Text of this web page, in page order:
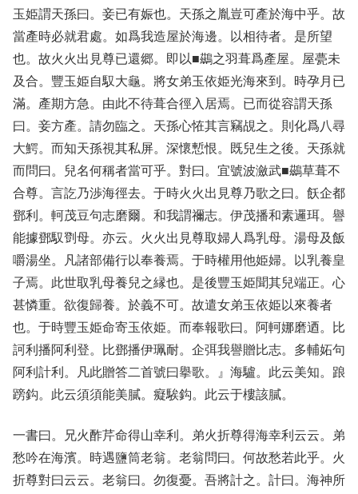
玉姫謂天孫曰。妾已有娠也。天孫之胤豈可產於海中乎。故
當產時必就君處。如爲我造屋於海邊。以相待者。是所望
也。故火火出見尊已還郷。即以■鷀之羽葺爲產屋。屋甍未
及合。豐玉姫自馭大龜。將女弟玉依姫光海來到。時孕月已
滿。產期方急。由此不待葺合徑入居焉。已而從容謂天孫
曰。妾方產。請勿臨之。天孫心恠其言竊覘之。則化爲八尋
大鰐。而知天孫視其私屏。深懷慙恨。既兒生之後。天孫就
而問曰。兒名何稱者當可乎。對曰。宜號波瀲武■鷀草葺不
合尊。言訖乃渉海徑去。于時火火出見尊乃歌之曰。飫企都
鄧利。軻茂豆句志磨爾。和我謂禰志。伊茂播和素邏珥。譽
能據鄧馭㔁母。亦云。火火出見尊取婦人爲乳母。湯母及飯
嚼湯坐。凡諸部備行以奉養焉。于時權用他姫婦。以乳養皇
子焉。此世取乳母養兒之縁也。是後豐玉姫聞其兒端正。心
甚憐重。欲復歸養。於義不可。故遣女弟玉依姫以來養者
也。于時豐玉姫命寄玉依姫。而奉報歌曰。阿軻娜磨迺。比
訶利播阿利登。比鄧播伊珮耐。企弭我譽贈比志。多輔妬句
阿利計利。凡此贈答二首號曰擧歌。』海驢。此云美知。踉
䠙鈎。此云須須能美膩。癡騃鈎。此云于樓該膩。
一書曰。兄火酢芹命得山幸利。弟火折尊得海幸利云云。弟
愁吟在海濱。時遇鹽筒老翁。老翁問曰。何故愁若此乎。火
折尊對曰云云。老翁曰。勿復憂。吾將計之。計曰。海神所